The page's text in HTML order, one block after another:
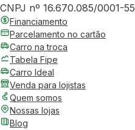
CNPJ nº 16.670.085/0001-55
Financiamento
Parcelamento no cartão
Carro na troca
Tabela Fipe
Carro Ideal
Venda para lojistas
Quem somos
Nossas lojas
Blog